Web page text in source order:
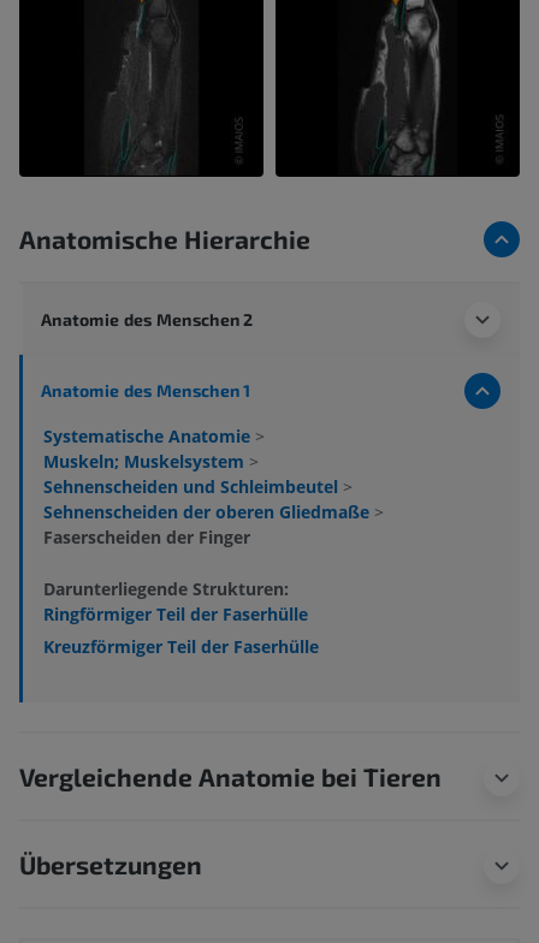
Anatomische Hierarchie
Anatomie des Menschen 2
Anatomie des Menschen 1
Systematische Anatomie >
Muskeln; Muskelsystem >
Sehnenscheiden und Schleimbeutel >
Sehnenscheiden der oberen Gliedmaße >
Faserscheiden der Finger
Darunterliegende Strukturen:
Ringförmiger Teil der Faserhülle
Kreuzförmiger Teil der Faserhülle
Vergleichende Anatomie bei Tieren
Übersetzungen